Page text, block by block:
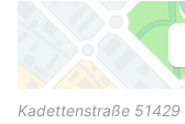
Kadettenstraße 51429